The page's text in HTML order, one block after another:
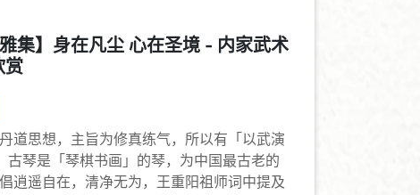
集】身在凡尘 心在圣境 - 内家武术
赏
道思想，主旨为修真练气，所以有「以武演
古琴是「琴棋书画」的琴，为中国最古老的
逍遥自在，清净无为，王重阳祖师词中提及